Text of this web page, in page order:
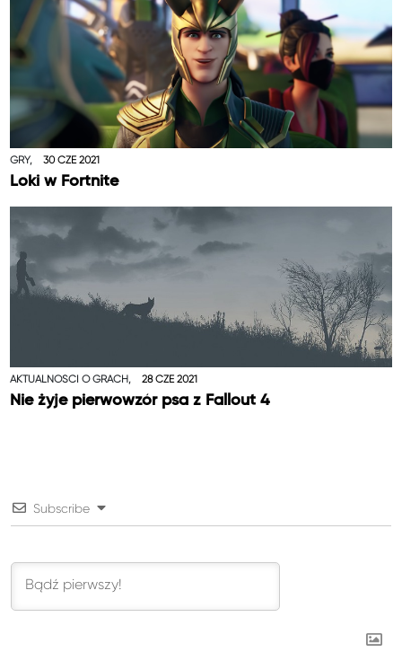
GRY, 30 CZE 2021
Loki w Fortnite
AKTUALNOŚCI O GRACH, 28 CZE 2021
Nie żyje pierwowzór psa z Fallout 4
Subscribe